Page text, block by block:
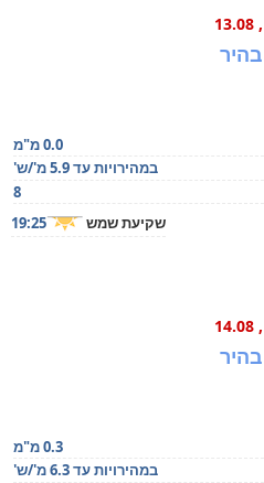
, 13.08
בהיר
0.0 מ"מ
במהירויות עד 5.9 מ'/ש'
8
שקיעת שמש 19:25
, 14.08
בהיר
0.3 מ"מ
במהירויות עד 6.3 מ'/ש'